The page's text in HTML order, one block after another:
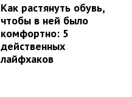
Как растянуть обувь,
чтобы в ней было
комфортно: 5
действенных
лайфхаков